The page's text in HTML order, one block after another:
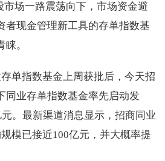
市场一路震荡向下，市场资金避
者现金管理新工具的存单指数基
。
单指数基金上周获批后，今天招
同业存单指数基金率先启动发
。最新渠道消息显示，招商同业
模已接近100亿元，并大概率提